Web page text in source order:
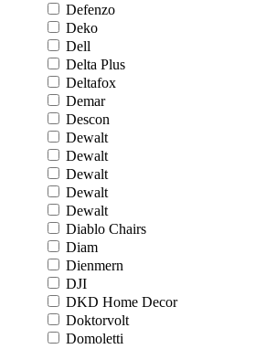
Defenzo
Deko
Dell
Delta Plus
Deltafox
Demar
Descon
Dewalt
Dewalt
Dewalt
Dewalt
Dewalt
Diablo Chairs
Diam
Dienmern
DJI
DKD Home Decor
Doktorvolt
Domoletti